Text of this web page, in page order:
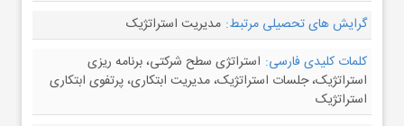
گرایش های تحصیلی مرتبط: مدیریت استراتژیک
کلمات کلیدی فارسی: استراتژی سطح شرکتی، برنامه ریزی
استراتژیک، جلسات استراتژیک، مدیریت ابتکاری، پرتفوی ابتکاری
استراتژیک